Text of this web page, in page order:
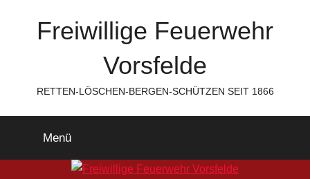
Freiwillige Feuerwehr
Vorsfelde
RETTEN-LÖSCHEN-BERGEN-SCHÜTZEN SEIT 1866
Menü